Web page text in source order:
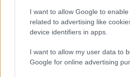
I want to allow Google to
related to advertising like
device identifiers in apps.
I want to allow my user data to
Google for online advertising
πλανήτη αναπτύσσονται
μοιράζονται με την
Ο Ισραηλινός
στη συνέχεια ότι οι